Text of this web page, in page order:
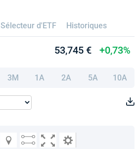
Sélecteur d'ETF Historiques
53,745 € +0,73%
3M 1A 2A 5A 10A